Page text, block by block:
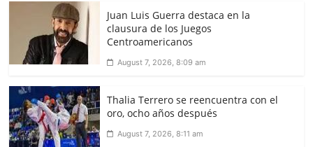
Juan Luis Guerra destaca en la
clausura de los Juegos
Centroamericanos
August 7, 2026, 8:09 am
Thalia Terrero se reencuentra con el
oro, ocho años después
August 7, 2026, 8:11 am